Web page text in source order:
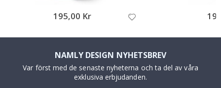
195,00 Kr
NAMLY DESIGN NYHETSBREV
Var först med de senaste nyheterna och ta del av våra
exklusiva erbjudanden.